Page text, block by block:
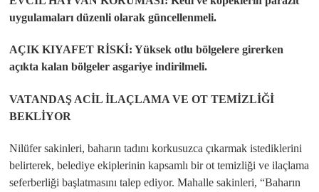
uygulamaları düzenli olarak güncellenmeli.
AÇIK KIYAFET RİSKİ: Yüksek otlu bölgelere girerken
açıkta kalan bölgeler asgariye indirilmeli.
VATANDAŞ ACİL İLAÇLAMA VE OT TEMİZLİĞİ
BEKLİYOR
Nilüfer sakinleri, baharın tadını korkusuzca çıkarmak istediklerini
belirterek, belediye ekiplerinin kapsamlı bir ot temizliği ve ilaçlama
seferberliği başlatmasını talep ediyor. Mahalle sakinleri, “Baharın